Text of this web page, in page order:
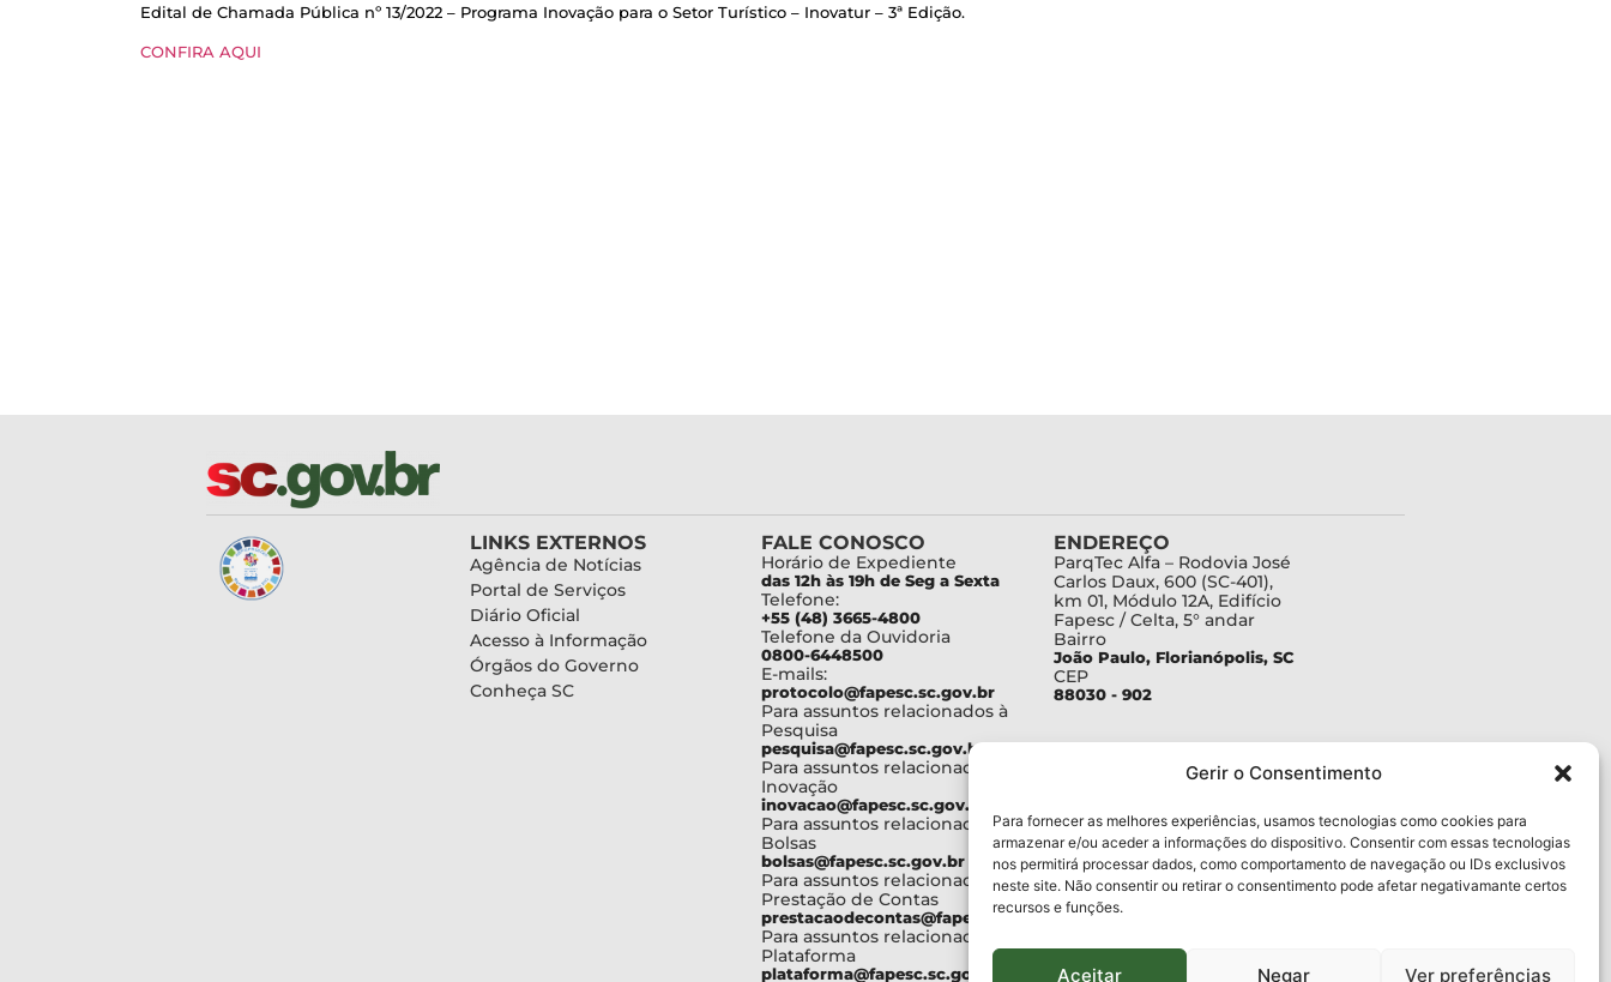
Gerir o Consentimento
Para fornecer as melhores experiências, usamos tecnologias como cookies para
armazenar e/ou aceder a informações do dispositivo. Consentir com essas tecnologias
nos permitirá processar dados, como comportamento de navegação ou IDs exclusivos
neste site. Não consentir ou retirar o consentimento pode afetar negativamante certos
recursos e funções.
Aceitar Negar Ver preferências
Edital de Chamada Pública nº 13/2022 – Programa Inovação para o Setor Turístico – Inovatur – 3ª Edição.
CONFIRA AQUI
LINKS EXTERNOS
Agência de Notícias
Portal de Serviços
Diário Oficial
Acesso à Informação
Órgãos do Governo
Conheça SC
FALE CONOSCO
Horário de Expediente
das 12h às 19h de Seg a Sexta
Telefone:
+55 (48) 3665-4800
Telefone da Ouvidoria
0800-6448500
E-mails:
protocolo@fapesc.sc.gov.br
Para assuntos relacionados à
Pesquisa
pesquisa@fapesc.sc.gov.br
Para assuntos relacionados à
Inovação
inovacao@fapesc.sc.gov.br
Para assuntos relacionados à
Bolsas
bolsas@fapesc.sc.gov.br
Para assuntos relacionados à
Prestação de Contas
prestacaodecontas@fapesc.sc.gov.br
Para assuntos relacionados à
Plataforma
plataforma@fapesc.sc.gov.br
ENDEREÇO
ParqTec Alfa – Rodovia José
Carlos Daux, 600 (SC-401),
km 01, Módulo 12A, Edifício
Fapesc / Celta, 5° andar
Bairro
João Paulo, Florianópolis, SC
CEP
88030 - 902